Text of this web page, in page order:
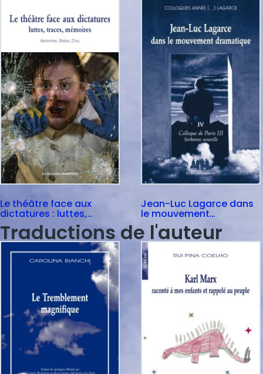
Le théâtre face aux
dictatures : luttes,
traces, mémoires
Jean-Luc Lagarce dans
le mouvement
dramatique
Traductions de l'auteur